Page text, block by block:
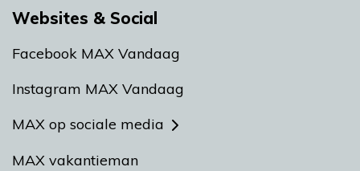
Websites & Social
Facebook MAX Vandaag
Instagram MAX Vandaag
MAX op sociale media
MAX vakantieman